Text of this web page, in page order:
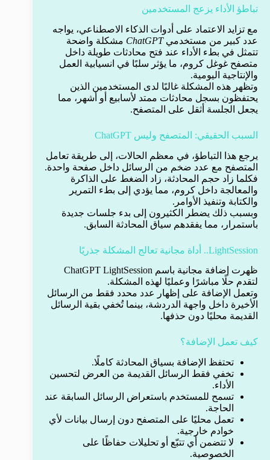
تباطؤ الأداء يزعج المستخدمين
مع تزايد الاعتماد على أدوات الذكاء الاصطناعي، يواجه
عدد كبير من مستخدميChatGPT مشكلة واضحة
تتمثل في بطء الأداء عند فتح محادثات طويلة داخل
متصفح غوغل كروم، ما يؤثر سلبًا في انسيابية العمل
والإنتاجية اليومية.
وتظهر هذه المشكلة غالبًا لدى المستخدمين الذين
يحتفظون بسجل محادثات ممتد لأسابيع أو أشهر، مما
يجعل الجلسة أثقل على المتصفح.
السبب الحقيقي: المتصفح وليس ChatGPT
يرجع هذا التباطؤ، في معظم الحالات، إلى طريقة تعامل
المتصفح مع عدد ضخم من الرسائل داخل صفحة واحدة.
فكلما زاد حجم المحادثة، زاد الضغط على الذاكرة
والمعالجة داخل كروم، مما يؤدي إلى بطء التمرير
والكتابة وتنفيذ الأوامر.
وبسبب ذلك يضطر الكثيرون إلى بدء جلسات جديدة
باستمرار، مما يفقدهم سياق المحادثة السابق.
LightSession.. أداة مجانية تعالج المشكلة جذريًا
ظهرت إضافة مجانية باسم ChatGPT LightSession
لتقدم حلًا مباشرًا وعمليًا لهذه المشكلة.
وتعمل الإضافة على إظهار عدد محدد فقط من الرسائل
الأخيرة داخل واجهة الدردشة، بينما تُخفي بقية الرسائل
القديمة محليًا دون حذفها.
كيف تعمل الإضافة؟
تحتفظ الإضافة بسياق المحادثة كاملًا.
تخفي فقط الرسائل القديمة من العرض لتحسين
الأداء.
تسمح للمستخدم باستعراض الرسائل السابقة عند
الحاجة.
تعمل محليًا على المتصفح دون إرسال بيانات لأي
خوادم خارجية.
لا تتضمن أي تتبّع أو تحليلات حفاظًا على
الخصوصية.